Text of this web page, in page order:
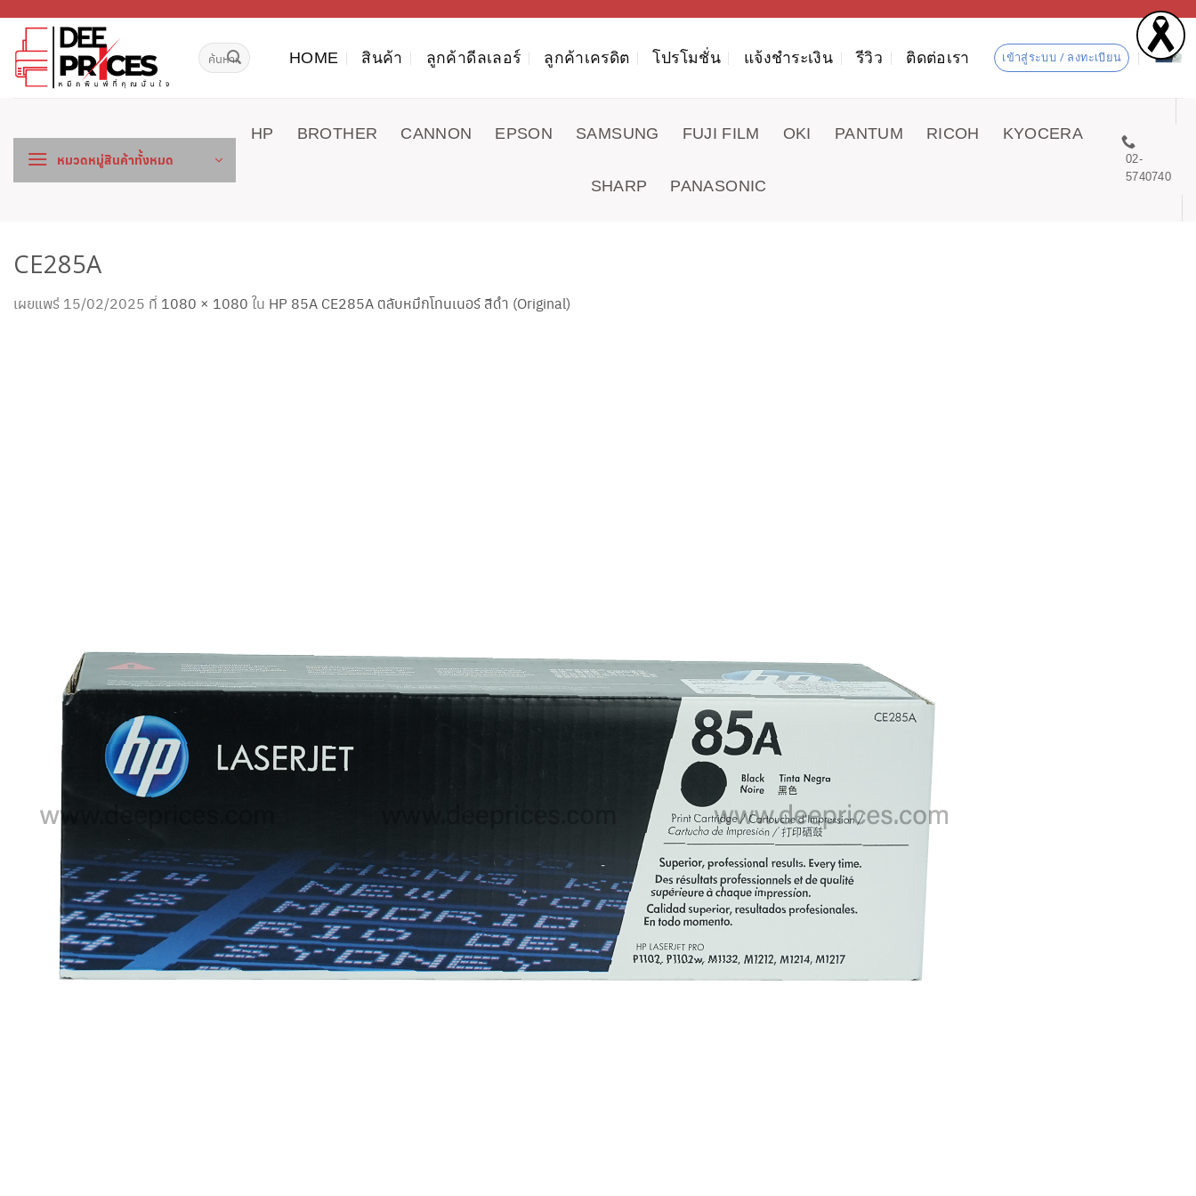
เนื้อหา
ค้นหา: HOME สินค้า ลูกค้าดีลเลอร์ ลูกค้าเครดิต โปรโมชั่น แจ้งชำระเงิน รีวิว ติดต่อเรา เข้าสู่ระบบ / ลงทะเบียน
หมวดหมู่สินค้าทั้งหมด
HP BROTHER CANNON EPSON SAMSUNG FUJI FILM OKI PANTUM RICOH KYOCERA
SHARP PANASONIC
02-
5740740
CE285A
เผยแพร่ 15/02/2025 ที่ 1080 × 1080 ใน HP 85A CE285A ตลับหมึกโทนเนอร์ สีดำ (Original)